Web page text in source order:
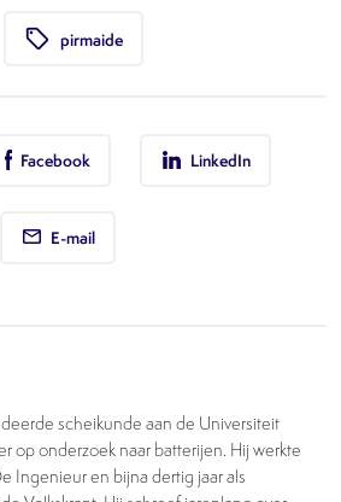
local_offer pirmaide
Facebook LinkedIn
E-mail
scheikunde aan de Universiteit
op onderzoek naar batterijen. Hij werkte
Ingenieur en bijna dertig jaar als